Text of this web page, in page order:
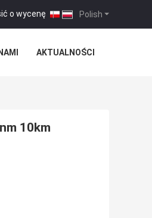
Polish
o wycenę |
AKTUALNOŚCI
10km